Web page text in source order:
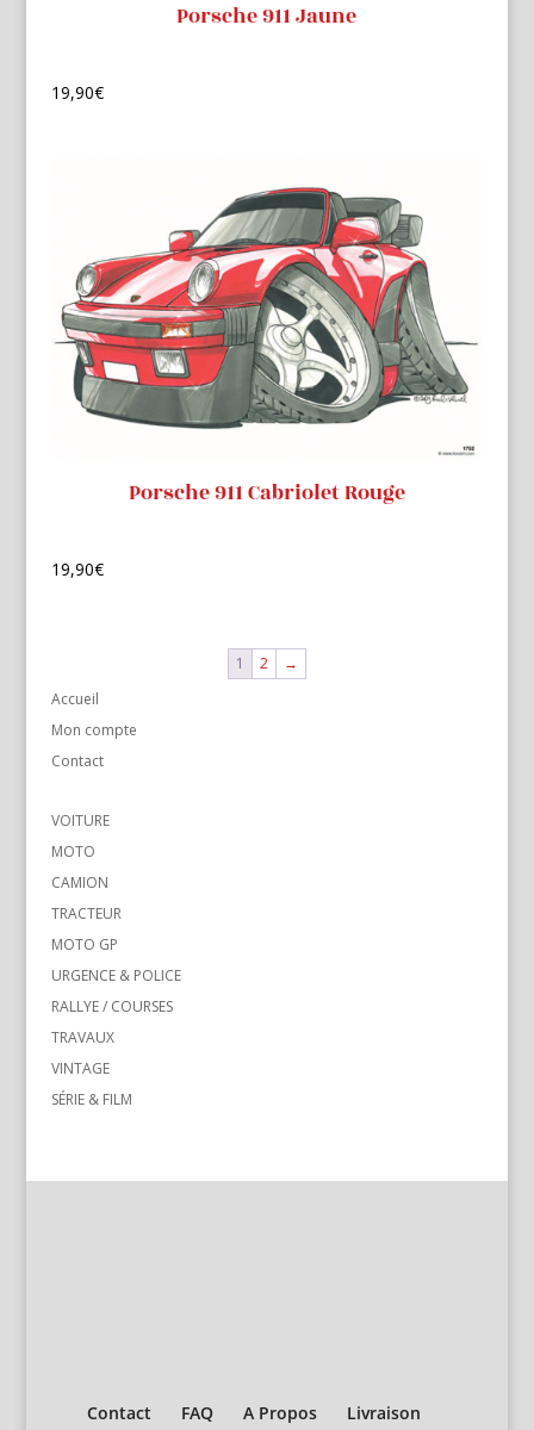
Porsche 911 Jaune
19,90€
Porsche 911 Cabriolet Rouge
19,90€
1 2
→
Accueil
Mon compte
Contact
VOITURE
MOTO
CAMION
TRACTEUR
MOTO GP
URGENCE & POLICE
RALLYE / COURSES
TRAVAUX
VINTAGE
SÉRIE & FILM
Contact FAQ A Propos
Livraison